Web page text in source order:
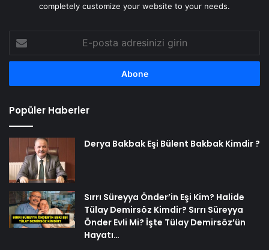
completely customize your website to your needs.
posta
adresinizi
Popüler Haberler
Derya Bakbak Eşi Bülent Bakbak Kimdir ?
Sırrı Süreyya Önder’in Eşi Kim? Halide
Tülay Demirsöz Kimdir? Sırrı Süreyya
Önder Evli Mi? İşte Tülay Demirsöz’ün
Hayatı…